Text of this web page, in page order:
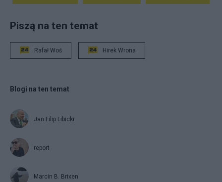
Piszą na ten temat
Rafał Woś Hirek Wrona
Blogi na ten temat
Jan Filip Libicki
report
Marcin B. Brixen